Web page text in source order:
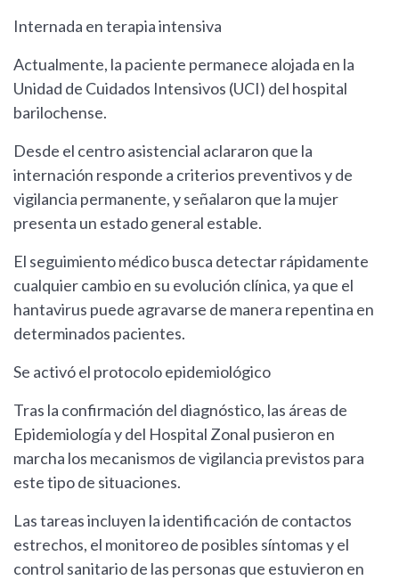
Internada en terapia intensiva
Actualmente, la paciente permanece alojada en la
Unidad de Cuidados Intensivos (UCI) del hospital
barilochense.
Desde el centro asistencial aclararon que la
internación responde a criterios preventivos y de
vigilancia permanente, y señalaron que la mujer
presenta un estado general estable.
El seguimiento médico busca detectar rápidamente
cualquier cambio en su evolución clínica, ya que el
hantavirus puede agravarse de manera repentina en
determinados pacientes.
Se activó el protocolo epidemiológico
Tras la confirmación del diagnóstico, las áreas de
Epidemiología y del Hospital Zonal pusieron en
marcha los mecanismos de vigilancia previstos para
este tipo de situaciones.
Las tareas incluyen la identificación de contactos
estrechos, el monitoreo de posibles síntomas y el
control sanitario de las personas que estuvieron en